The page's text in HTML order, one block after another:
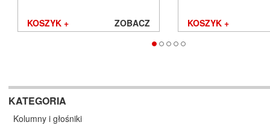
KOSZYK + ZOBACZ KOSZYK +
KATEGORIA
Kolumny i głośniki